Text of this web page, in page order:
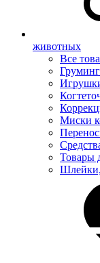
животных
Все
Груминг
Миски
Товары